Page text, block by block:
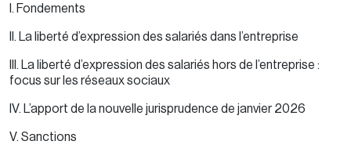
I. Fondements
II. La liberté d’expression des salariés dans l’entreprise
III. La liberté d’expression des salariés hors de l’entreprise :
focus sur les réseaux sociaux
IV. L’apport de la nouvelle jurisprudence de janvier 2026
V. Sanctions